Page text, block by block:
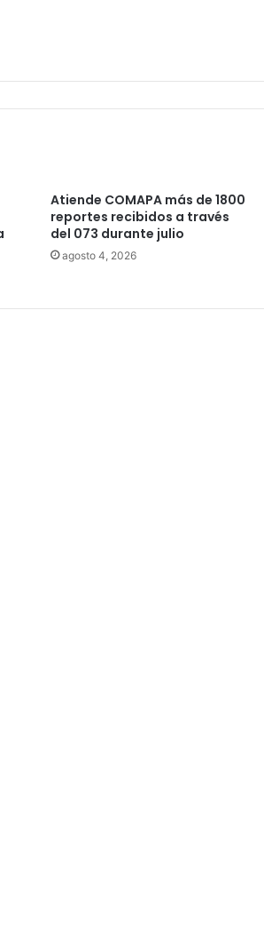
Atiende COMAPA más de 1800
reportes recibidos a través
del 073 durante julio
agosto 4, 2026